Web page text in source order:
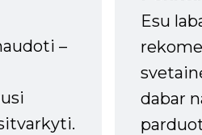
–
Esu
dabar